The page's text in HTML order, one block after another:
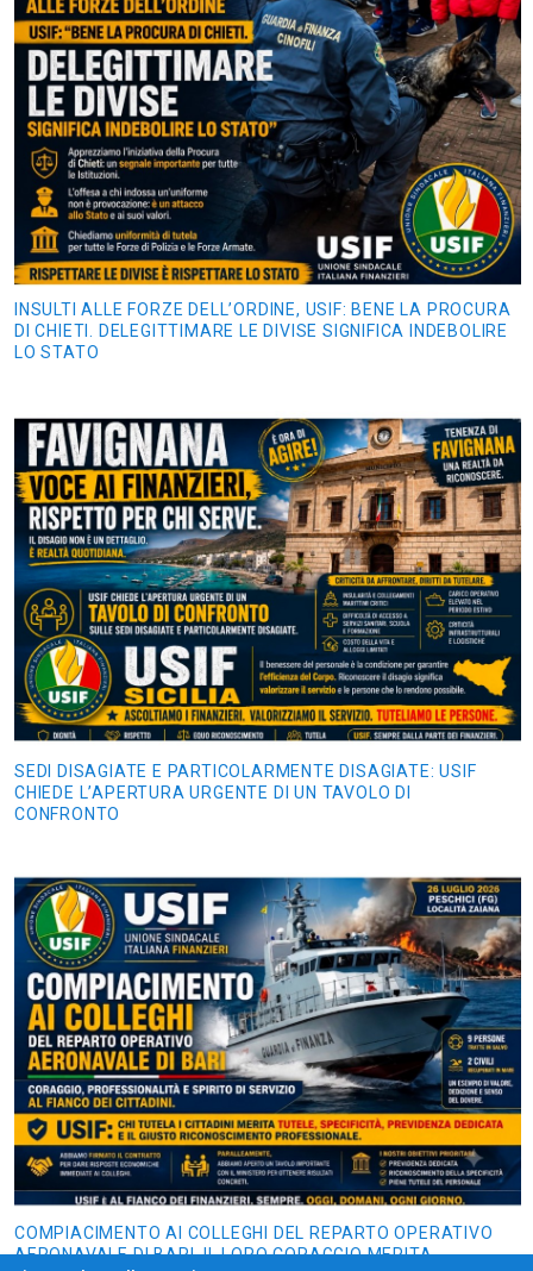
INSULTI ALLE FORZE DELL’ORDINE, USIF: BENE LA PROCURA
DI CHIETI. DELEGITTIMARE LE DIVISE SIGNIFICA INDEBOLIRE
LO STATO
SEDI DISAGIATE E PARTICOLARMENTE DISAGIATE: USIF
CHIEDE L’APERTURA URGENTE DI UN TAVOLO DI
CONFRONTO
COMPIACIMENTO AI COLLEGHI DEL REPARTO OPERATIVO
AERONAVALE DI BARI. IL LORO CORAGGIO MERITA